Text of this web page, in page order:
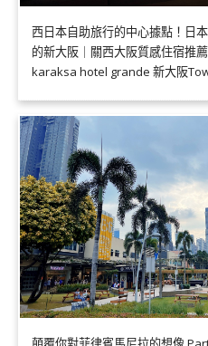
西日本自助旅行的中心據點！日
的新大阪｜關西大阪質感住宿推
karaksa hotel grande 新大阪